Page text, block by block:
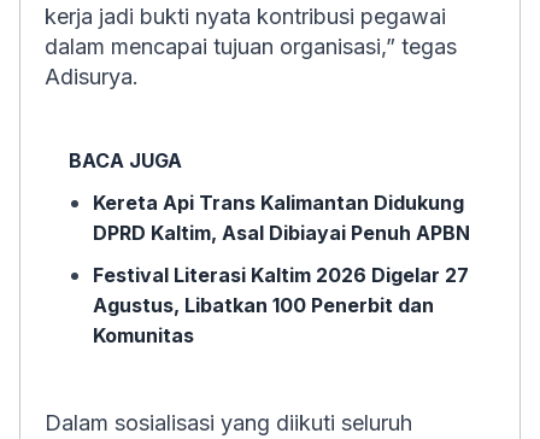
kerja jadi bukti nyata kontribusi pegawai
dalam mencapai tujuan organisasi,” tegas
Adisurya.
BACA JUGA
Kereta Api Trans Kalimantan Didukung
DPRD Kaltim, Asal Dibiayai Penuh APBN
Festival Literasi Kaltim 2026 Digelar 27
Agustus, Libatkan 100 Penerbit dan
Komunitas
Dalam sosialisasi yang diikuti seluruh